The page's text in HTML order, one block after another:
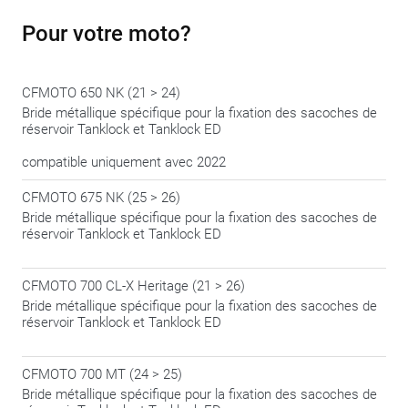
Pour votre moto?
CFMOTO 650 NK (21 > 24)
Bride métallique spécifique pour la fixation des sacoches de
réservoir Tanklock et Tanklock ED
compatible uniquement avec 2022
CFMOTO 675 NK (25 > 26)
Bride métallique spécifique pour la fixation des sacoches de
réservoir Tanklock et Tanklock ED
CFMOTO 700 CL-X Heritage (21 > 26)
Bride métallique spécifique pour la fixation des sacoches de
réservoir Tanklock et Tanklock ED
CFMOTO 700 MT (24 > 25)
Bride métallique spécifique pour la fixation des sacoches de